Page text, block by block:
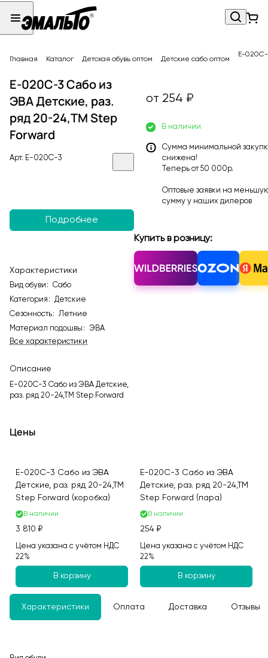
Главная Каталог Детская обувь оптом Детские сабо оптом
E-
E-020C-3 Сабо из
ЭВА Детские, раз.
ряд 20-24,ТМ Step
Forward
Арт. E-020C-3
Подробнее
Характеристики
Вид обуви :
Сабо
Категория :
Детские
Сезонность:
Летние
Материал подошвы :
ЭВА
Все характеристики
Описание
E-020C-3 Сабо из ЭВА Детские,
раз. ряд 20-24,ТМ Step Forward
от 254 ₽
В наличии
Сумма минимальной
снижена!
Теперь от 50 000р.
Оптовые заявки на
сумму у наших дилеров
Купить в розницу:
Цены
E-020C-3 Сабо из ЭВА
Детские, раз. ряд 20-24,ТМ
Step Forward (коробка)
В наличии
3 810 ₽
Цена указана с учётом НДС
22%
В корзину
E-020C-3 Сабо из ЭВА
Детские, раз. ряд 20-24,ТМ
Step Forward (пара)
В наличии
254 ₽
Цена указана с учётом НДС
22%
В корзину
Характеристики Оплата Доставка Отзывы